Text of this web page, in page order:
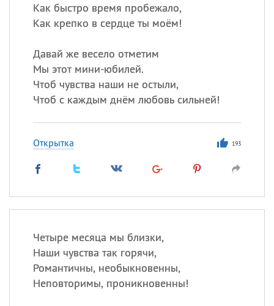
Как быстро время пробежало,
Как крепко в сердце ты моём!
Давай же весело отметим
Мы этот мини-юбилей.
Чтоб чувства наши не остыли,
Чтоб с каждым днём любовь сильней!
Открытка 193
Четыре месяца мы близки,
Наши чувства так горячи,
Романтичны, необыкновенны,
Неповторимы, проникновенны!